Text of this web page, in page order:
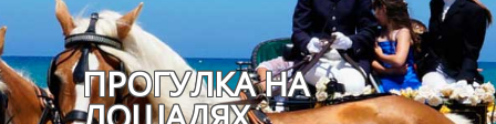
ПРОГУЛКА НА